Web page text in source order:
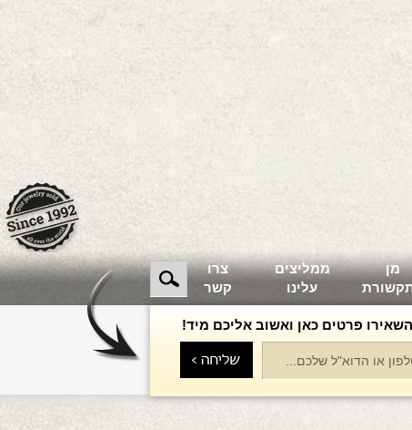
מן
ממליצים
עלינו
צרו
קשר
השאירו פרטים כאן ואשוב אליכם מיד!